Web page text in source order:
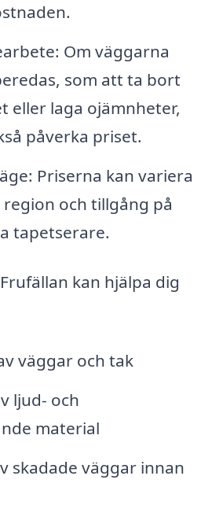
Om väggarna
som att ta bort
eller laga ojämnheter,
påverka priset.
Priserna kan variera
och tillgång på
tapetserare.
kan hjälpa dig
väggar och tak
ljud- och
material
skadade väggar innan